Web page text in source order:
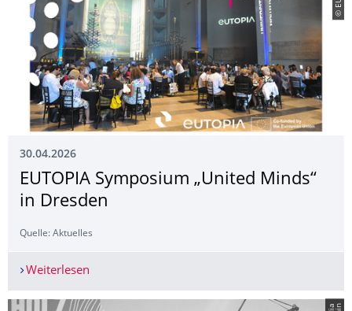
30.04.2026
EUTOPIA Symposium „United Minds“
in Dresden
Quelle: Aktuelles
Weiterlesen